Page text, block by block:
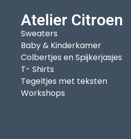
Atelier Citroen
Sweaters
Baby & Kinderkamer
Colbertjes en Spijkerjasjes
T- Shirts
Tegeltjes met teksten
Workshops